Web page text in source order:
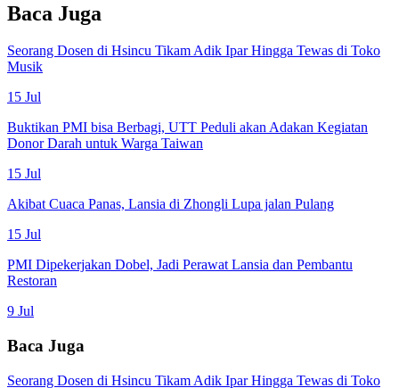
Baca Juga
Seorang Dosen di Hsincu Tikam Adik Ipar Hingga Tewas di Toko
Musik
15 Jul
Buktikan PMI bisa Berbagi, UTT Peduli akan Adakan Kegiatan
Donor Darah untuk Warga Taiwan
15 Jul
Akibat Cuaca Panas, Lansia di Zhongli Lupa jalan Pulang
15 Jul
PMI Dipekerjakan Dobel, Jadi Perawat Lansia dan Pembantu
Restoran
9 Jul
Baca Juga
Seorang Dosen di Hsincu Tikam Adik Ipar Hingga Tewas di Toko